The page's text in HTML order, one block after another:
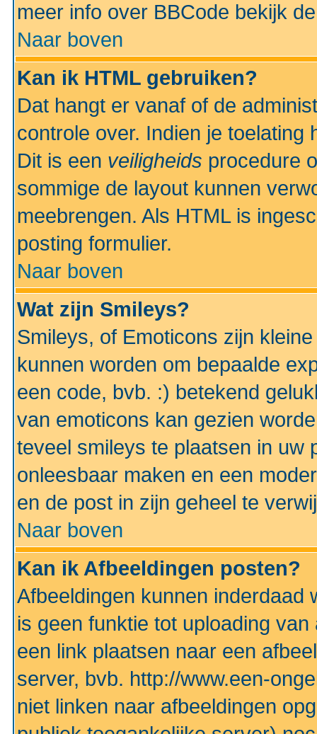
meer info over BBCode bekijk
Naar boven
Kan ik HTML gebruiken?
Dat hangt er vanaf of de
controle over. Indien je
Dit is een veiligheids procedure
sommige de layout kunnen
meebrengen. Als HTML is
posting formulier.
Naar boven
Wat zijn Smileys?
Smileys, of Emoticons zijn
kunnen worden om bepaalde
een code, bvb. :) betekend
van emoticons kan gezien
teveel smileys te plaatsen in uw
onleesbaar maken en een
en de post in zijn geheel te
Naar boven
Kan ik Afbeeldingen posten?
Afbeeldingen kunnen inderdaad
is geen funktie tot uploading
een link plaatsen naar een
server, bvb. http://www.een-
niet linken naar afbeeldingen